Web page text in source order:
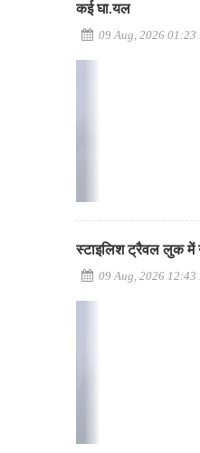
कई घा.यल
09 Aug, 2026 01:23
स्टाइलिश ट्रैवल लुक
09 Aug, 2026 12:43